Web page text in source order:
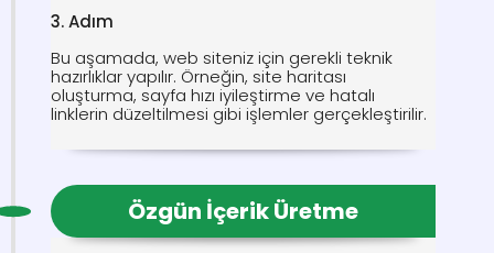
3. Adım
Bu aşamada, web siteniz için gerekli teknik
hazırlıklar yapılır. Örneğin, site haritası
oluşturma, sayfa hızı iyileştirme ve hatalı
linklerin düzeltilmesi gibi işlemler gerçekleştirilir.
Özgün İçerik Üretme